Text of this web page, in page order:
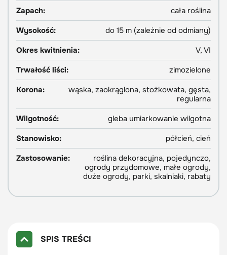
Zapach:
cała roślina
Wysokość:
do 15 m (zależnie od odmiany)
Okres kwitnienia:
V, VI
Trwałość liści:
zimozielone
Korona:
wąska, zaokrąglona, stożkowata, gęsta,
regularna
Wilgotność:
gleba umiarkowanie wilgotna
Stanowisko:
półcień, cień
Zastosowanie:
roślina dekoracyjna, pojedynczo,
ogrody przydomowe, małe ogrody,
duże ogrody, parki, skalniaki, rabaty
SPIS TREŚCI